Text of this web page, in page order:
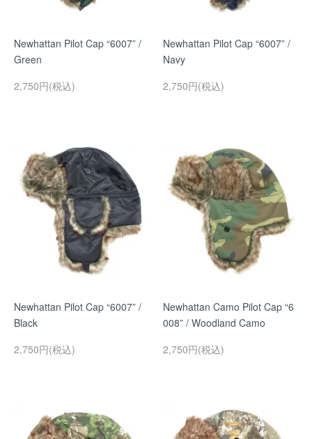
Newhattan Pilot Cap “6007” /
Green
2,750円(税込)
Newhattan Pilot Cap “6007” /
Navy
2,750円(税込)
Newhattan Pilot Cap “6007” /
Black
2,750円(税込)
Newhattan Camo Pilot Cap “6
008” / Woodland Camo
2,750円(税込)